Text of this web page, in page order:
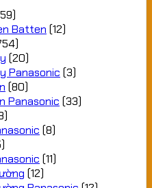
Batten (12)
(20)
Panasonic (3)
(80)
Panasonic (33)
(8)
(11)
(12)